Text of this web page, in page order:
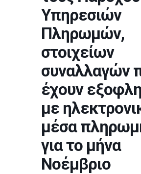
Υπηρεσιών
Πληρωμών,
στοιχείων
συναλλαγών
έχουν
με
μέσα
για το μήνα
Νοέμβριο